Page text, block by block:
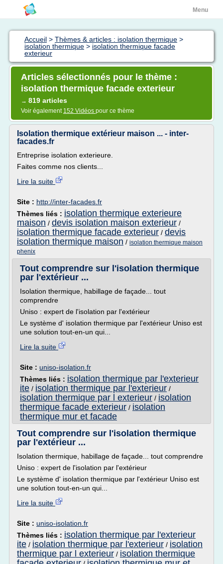
Menu
Accueil > Thèmes & articles : isolation thermique >
isolation thermique > isolation thermique facade
exterieur
Articles sélectionnés pour le thème :
isolation thermique facade exterieur
→ 819 articles
Voir également 152 Vidéos pour ce thème
Isolation thermique extérieur maison ... - inter-
facades.fr
Entreprise isolation exterieure.
Faites comme nos clients...
Lire la suite
Site : http://inter-facades.fr
Thèmes liés : isolation thermique exterieure
maison / devis isolation maison exterieur /
isolation thermique facade exterieur / devis
isolation thermique maison / isolation thermique maison
phenix
Tout comprendre sur l'isolation thermique
par l'extérieur ...
Isolation thermique, habillage de façade... tout
comprendre
Uniso : expert de l'isolation par l'extérieur
Le système d' isolation thermique par l'extérieur Uniso est
une solution tout-en-un qui...
Lire la suite
Site : uniso-isolation.fr
Thèmes liés : isolation thermique par l'exterieur
ite / isolation thermique par l'exterieur /
isolation thermique par l exterieur / isolation
thermique facade exterieur / isolation
thermique mur et facade
Tout comprendre sur l'isolation thermique
par l'extérieur ...
Isolation thermique, habillage de façade... tout comprendre
Uniso : expert de l'isolation par l'extérieur
Le système d' isolation thermique par l'extérieur Uniso est
une solution tout-en-un qui...
Lire la suite
Site : uniso-isolation.fr
Thèmes liés : isolation thermique par l'exterieur
ite / isolation thermique par l'exterieur / isolation
thermique par l exterieur / isolation thermique